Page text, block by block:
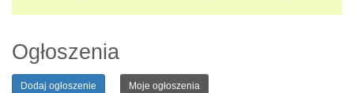
Ogłoszenia
Dodaj ogłoszenie Moje ogłoszenia